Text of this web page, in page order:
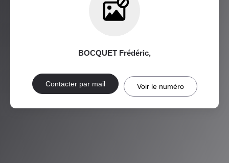
BOCQUET Frédéric,
Contacter par mail Voir le numéro